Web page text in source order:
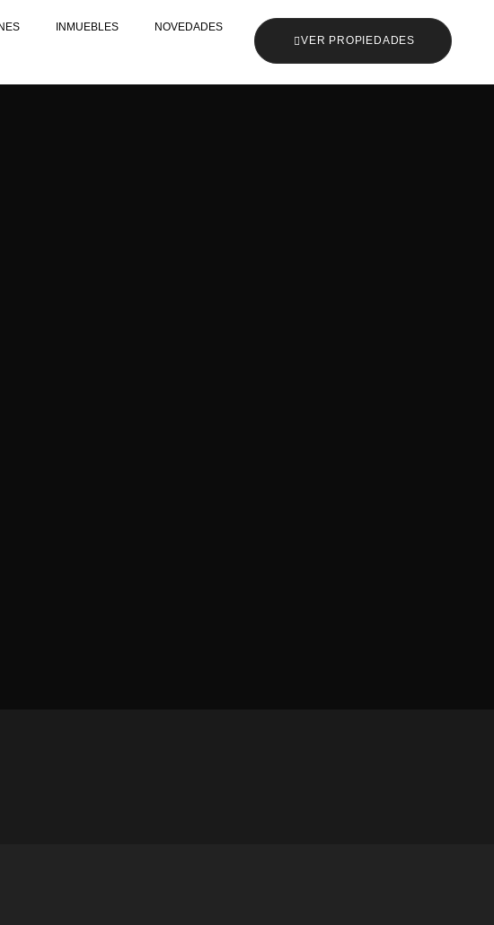
INMUEBLES
NOVEDADES
VER PROPIEDADES